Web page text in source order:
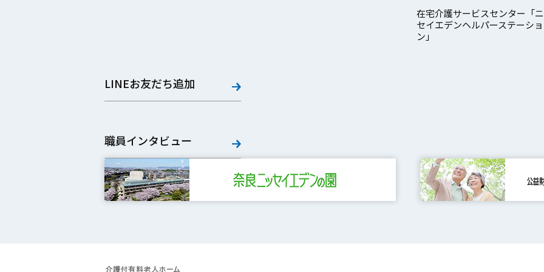
在宅介護サービスセンター「
セイエデンヘルパーステーショ
ン」
LINEお友だち追加
職員インタビュー